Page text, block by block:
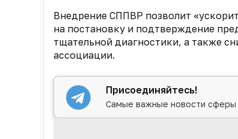
Внедрение СППВР позволит
на постановку и подтверждение
тщательной диагностики, а также
ассоциации.
Присоединяйтесь!
Самые важные новости сферы